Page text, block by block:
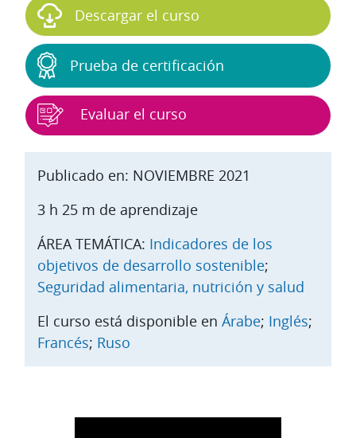
Publicado en: NOVIEMBRE 2021
3 h 25 m de aprendizaje
ÁREA TEMÁTICA: Indicadores de los
objetivos de desarrollo sostenible;
Seguridad alimentaria, nutrición y salud
El curso está disponible en Árabe; Inglés;
Francés; Ruso
Descargar el curso
Prueba de certificación
Evaluar el curso